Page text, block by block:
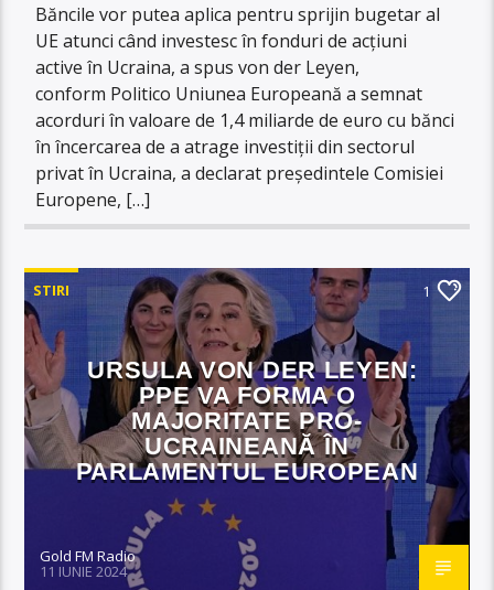
Băncile vor putea aplica pentru sprijin bugetar al
UE atunci când investesc în fonduri de acțiuni
active în Ucraina, a spus von der Leyen,
conform Politico Uniunea Europeană a semnat
acorduri în valoare de 1,4 miliarde de euro cu bănci
în încercarea de a atrage investiții din sectorul
privat în Ucraina, a declarat președintele Comisiei
Europene, […]
STIRI 1
URSULA VON DER LEYEN:
PPE VA FORMA O
MAJORITATE PRO-
UCRAINEANĂ ÎN
PARLAMENTUL EUROPEAN
Gold FM Radio
11 IUNIE 2024